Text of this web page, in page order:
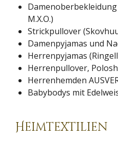
M.X.O.)
Strickpullover
Damenpyjamas und
Herrenpyjamas
Herrenpullover,
Herrenhemden
Babybodys mit
Heimtextilien